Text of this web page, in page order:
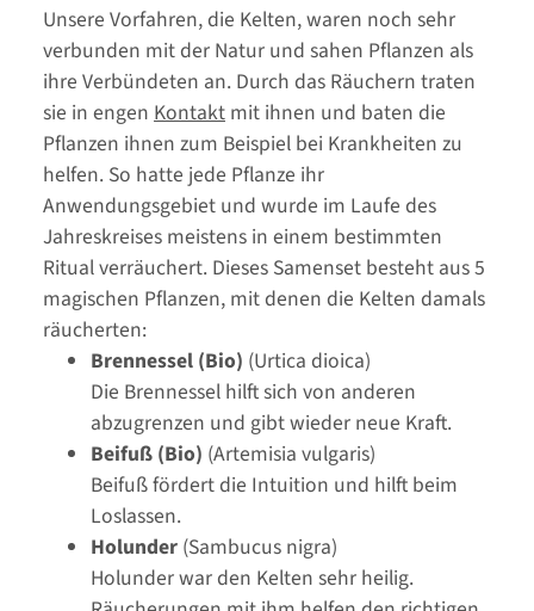
Unsere Vorfahren, die Kelten, waren noch sehr
verbunden mit der Natur und sahen Pflanzen als
ihre Verbündeten an. Durch das Räuchern traten
sie in engen Kontakt mit ihnen und baten die
Pflanzen ihnen zum Beispiel bei Krankheiten zu
helfen. So hatte jede Pflanze ihr
Anwendungsgebiet und wurde im Laufe des
Jahreskreises meistens in einem bestimmten
Ritual verräuchert. Dieses Samenset besteht aus 5
magischen Pflanzen, mit denen die Kelten damals
räucherten:
Brennessel (Bio) (Urtica dioica)
Die Brennessel hilft sich von anderen
abzugrenzen und gibt wieder neue Kraft.
Beifuß (Bio) (Artemisia vulgaris)
Beifuß fördert die Intuition und hilft beim
Loslassen.
Holunder (Sambucus nigra)
Holunder war den Kelten sehr heilig.